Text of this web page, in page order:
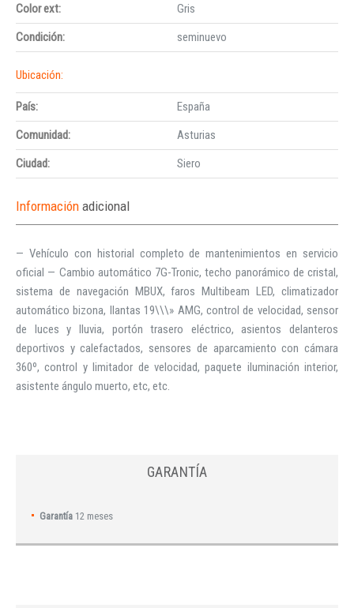
Color ext:
Gris
Condición:
seminuevo
Ubicación:
País:
España
Comunidad:
Asturias
Ciudad:
Siero
Información adicional
— Vehículo con historial completo de mantenimientos en servicio
oficial — Cambio automático 7G-Tronic, techo panorámico de cristal,
sistema de navegación MBUX, faros Multibeam LED, climatizador
automático bizona, llantas 19\\\» AMG, control de velocidad, sensor
de luces y lluvia, portón trasero eléctrico, asientos delanteros
deportivos y calefactados, sensores de aparcamiento con cámara
360º, control y limitador de velocidad, paquete iluminación interior,
asistente ángulo muerto, etc, etc.
GARANTÍA
Garantía 12 meses